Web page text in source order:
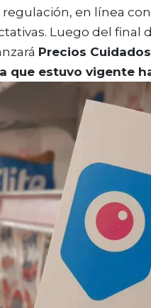
en línea
Luego del final
Precios
que estuvo vigente